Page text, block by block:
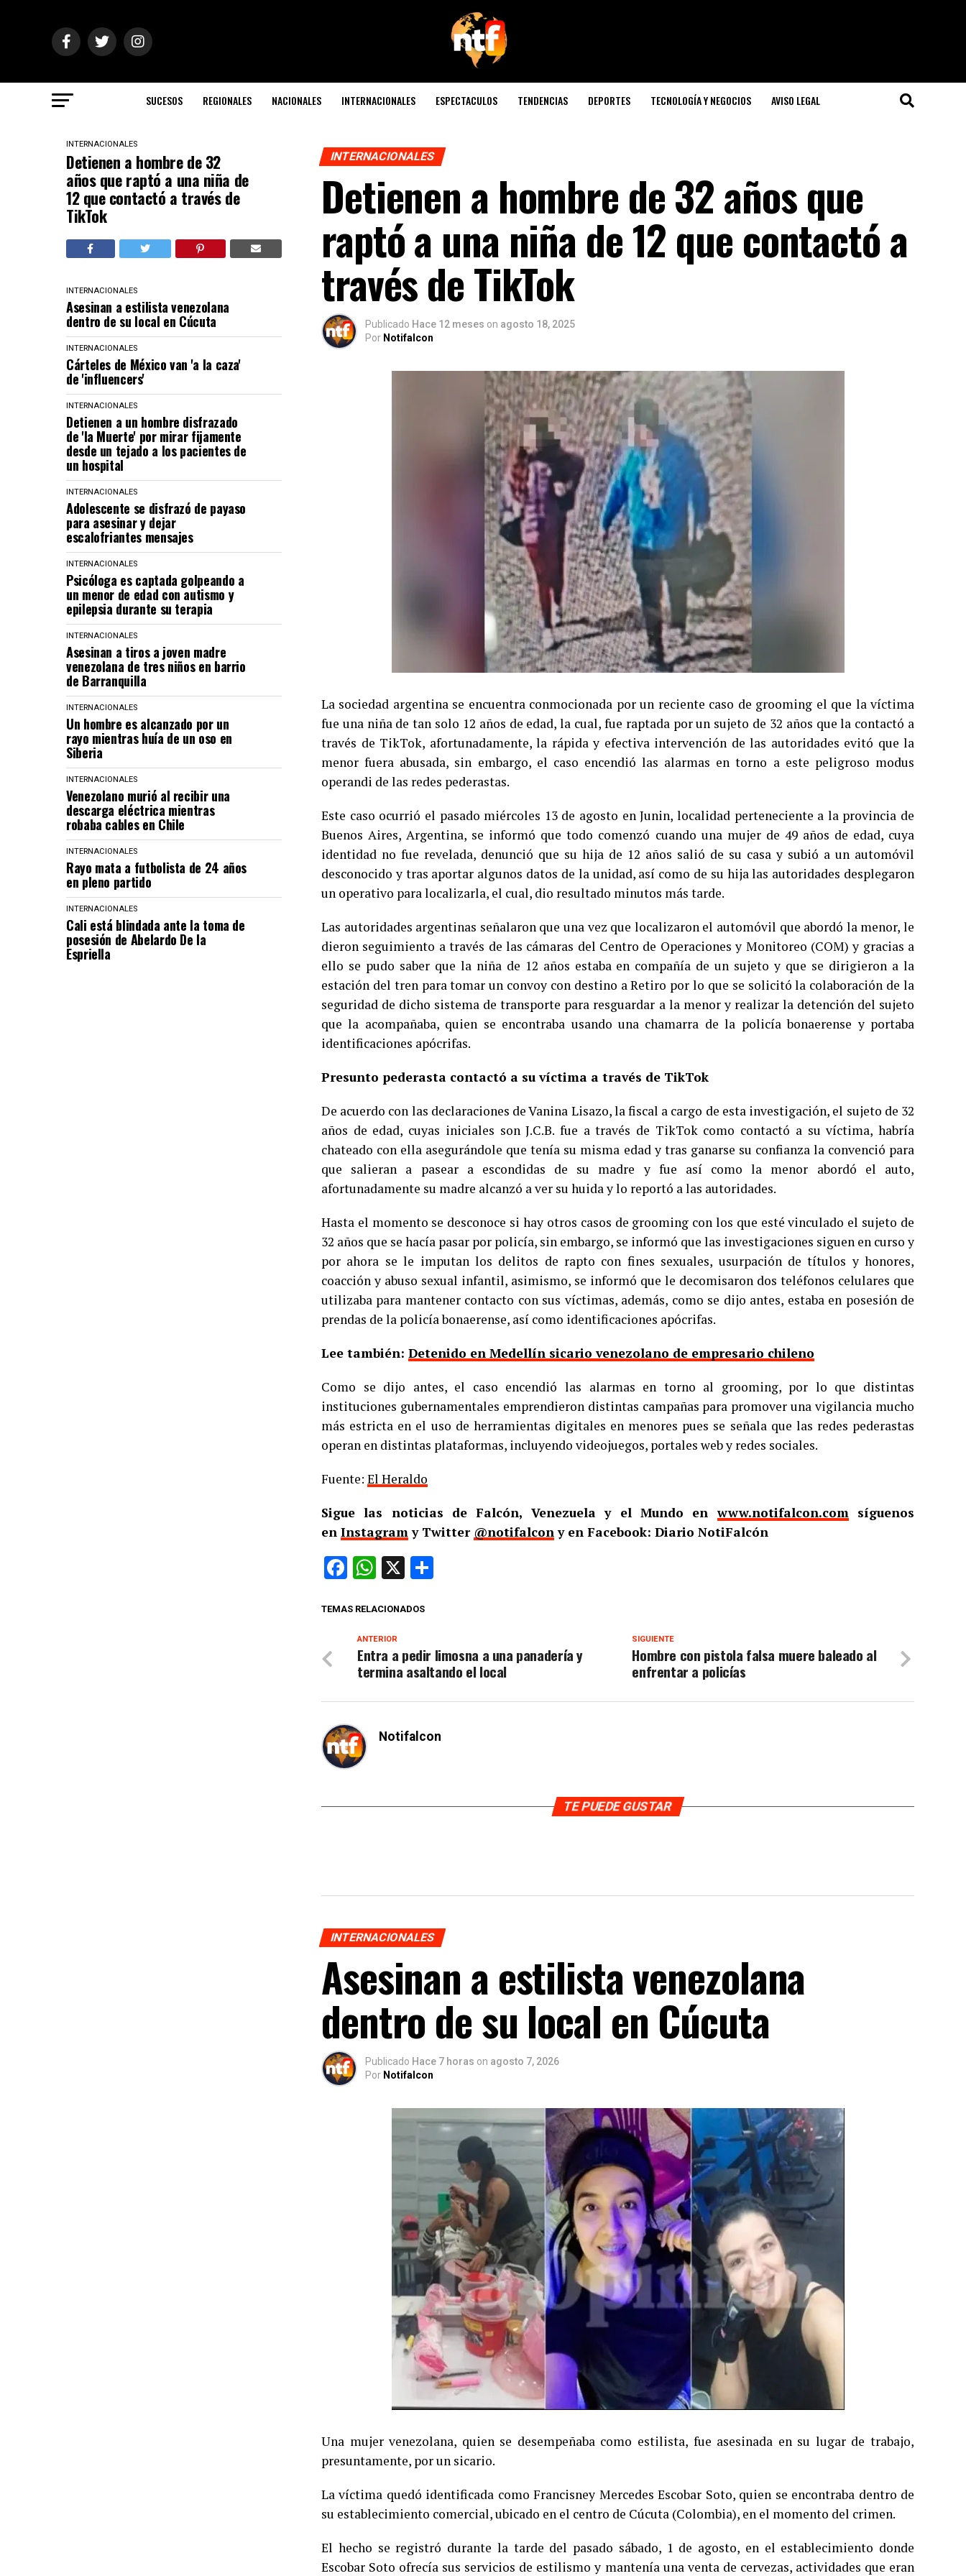
SUCESOS REGIONALES NACIONALES INTERNACIONALES ESPECTACULOS TENDENCIAS DEPORTES TECNOLOGÍA Y NEGOCIOS AVISO LEGAL
INTERNACIONALES
Detienen a hombre de 32
años que raptó a una niña de
12 que contactó a través de
TikTok
INTERNACIONALES
Asesinan a estilista venezolana
dentro de su local en Cúcuta
INTERNACIONALES
Cárteles de México van 'a la caza'
de 'influencers'
INTERNACIONALES
Detienen a un hombre disfrazado
de 'la Muerte' por mirar fijamente
desde un tejado a los pacientes de
un hospital
INTERNACIONALES
Adolescente se disfrazó de payaso
para asesinar y dejar
escalofriantes mensajes
INTERNACIONALES
Psicóloga es captada golpeando a
un menor de edad con autismo y
epilepsia durante su terapia
INTERNACIONALES
Asesinan a tiros a joven madre
venezolana de tres niños en barrio
de Barranquilla
INTERNACIONALES
Un hombre es alcanzado por un
rayo mientras huía de un oso en
Siberia
INTERNACIONALES
Venezolano murió al recibir una
descarga eléctrica mientras
robaba cables en Chile
INTERNACIONALES
Rayo mata a futbolista de 24 años
en pleno partido
INTERNACIONALES
Cali está blindada ante la toma de
posesión de Abelardo De la
Espriella
INTERNACIONALES
Detienen a hombre de 32 años que
raptó a una niña de 12 que contactó a
través de TikTok
Publicado Hace 12 meses on agosto 18, 2025
Por Notifalcon
La sociedad argentina se encuentra conmocionada por un reciente caso de grooming el que la víctima
fue una niña de tan solo 12 años de edad, la cual, fue raptada por un sujeto de 32 años que la contactó a
través de TikTok, afortunadamente, la rápida y efectiva intervención de las autoridades evitó que la
menor fuera abusada, sin embargo, el caso encendió las alarmas en torno a este peligroso modus
operandi de las redes pederastas.
Este caso ocurrió el pasado miércoles 13 de agosto en Junin, localidad perteneciente a la provincia de
Buenos Aires, Argentina, se informó que todo comenzó cuando una mujer de 49 años de edad, cuya
identidad no fue revelada, denunció que su hija de 12 años salió de su casa y subió a un automóvil
desconocido y tras aportar algunos datos de la unidad, así como de su hija las autoridades desplegaron
un operativo para localizarla, el cual, dio resultado minutos más tarde.
Las autoridades argentinas señalaron que una vez que localizaron el automóvil que abordó la menor, le
dieron seguimiento a través de las cámaras del Centro de Operaciones y Monitoreo (COM) y gracias a
ello se pudo saber que la niña de 12 años estaba en compañía de un sujeto y que se dirigieron a la
estación del tren para tomar un convoy con destino a Retiro por lo que se solicitó la colaboración de la
seguridad de dicho sistema de transporte para resguardar a la menor y realizar la detención del sujeto
que la acompañaba, quien se encontraba usando una chamarra de la policía bonaerense y portaba
identificaciones apócrifas.
Presunto pederasta contactó a su víctima a través de TikTok
De acuerdo con las declaraciones de Vanina Lisazo, la fiscal a cargo de esta investigación, el sujeto de 32
años de edad, cuyas iniciales son J.C.B. fue a través de TikTok como contactó a su víctima, habría
chateado con ella asegurándole que tenía su misma edad y tras ganarse su confianza la convenció para
que salieran a pasear a escondidas de su madre y fue así como la menor abordó el auto,
afortunadamente su madre alcanzó a ver su huida y lo reportó a las autoridades.
Hasta el momento se desconoce si hay otros casos de grooming con los que esté vinculado el sujeto de
32 años que se hacía pasar por policía, sin embargo, se informó que las investigaciones siguen en curso y
por ahora se le imputan los delitos de rapto con fines sexuales, usurpación de títulos y honores,
coacción y abuso sexual infantil, asimismo, se informó que le decomisaron dos teléfonos celulares que
utilizaba para mantener contacto con sus víctimas, además, como se dijo antes, estaba en posesión de
prendas de la policía bonaerense, así como identificaciones apócrifas.
Lee también: Detenido en Medellín sicario venezolano de empresario chileno
Como se dijo antes, el caso encendió las alarmas en torno al grooming, por lo que distintas
instituciones gubernamentales emprendieron distintas campañas para promover una vigilancia mucho
más estricta en el uso de herramientas digitales en menores pues se señala que las redes pederastas
operan en distintas plataformas, incluyendo videojuegos, portales web y redes sociales.
Fuente: El Heraldo
Sigue las noticias de Falcón, Venezuela y el Mundo enwww.notifalcon.comsíguenos
en Instagramy Twitter @notifalcony en Facebook: Diario NotiFalcón
Facebook
WhatsApp
X
TEMAS RELACIONADOS
SIGUIENTE
Hombre con pistola falsa muere baleado al
enfrentar a policías
ANTERIOR
Entra a pedir limosna a una panadería y
termina asaltando el local
Notifalcon
TE PUEDE GUSTAR
INTERNACIONALES
Asesinan a estilista venezolana
dentro de su local en Cúcuta
Publicado Hace 7 horas on agosto 7, 2026
Por Notifalcon
Una mujer venezolana, quien se desempeñaba como estilista, fue asesinada en su lugar de trabajo,
presuntamente, por un sicario.
La víctima quedó identificada como Francisney Mercedes Escobar Soto, quien se encontraba dentro de
su establecimiento comercial, ubicado en el centro de Cúcuta (Colombia), en el momento del crimen.
El hecho se registró durante la tarde del pasado sábado, 1 de agosto, en el establecimiento donde
Escobar Soto ofrecía sus servicios de estilismo y mantenía una venta de cervezas, actividades que eran